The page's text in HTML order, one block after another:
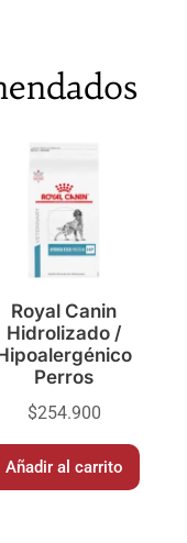
Royal Canin
Hidrolizado /
Perros
$254.900
Añadir al carrito